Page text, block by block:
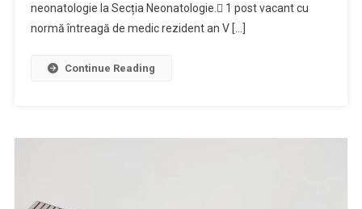
neonatologie la Secția Neonatologie. 1 post vacant cu
normă întreagă de medic rezident an V […]
Continue Reading